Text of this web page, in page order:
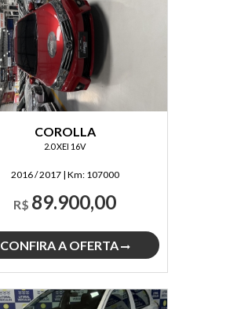
COROLLA
2.0 XEI 16V
2016 / 2017 | Km: 107000
R$ 89.900,00
CONFIRA A OFERTA